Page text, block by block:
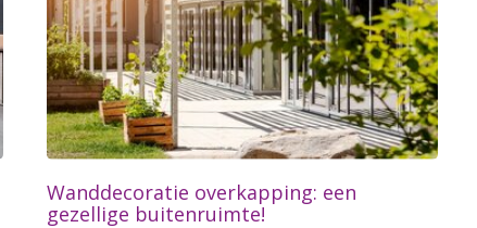
Wanddecoratie overkapping: een
gezellige buitenruimte!